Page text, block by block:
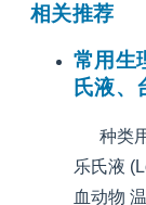
相关推荐
常用生
氏液、
种类用
乐氏液
血动物